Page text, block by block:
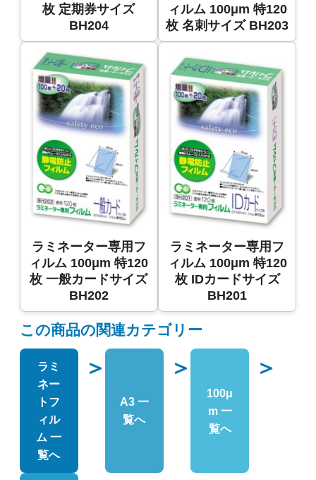
枚 定期券サイズ
BH204
ィルム 100μm 特120
枚 名刺サイズ BH203
ラミネーター専用フ
ィルム 100μm 特120
枚 一般カードサイズ
BH202
ラミネーター専用フ
ィルム 100μm 特120
枚 IDカードサイズ
BH201
この商品の関連カテゴリー
ラミ
ネー
トフ
ィル
ム 一
覧へ
＞
A3 一
覧へ
＞
100μ
m 一
覧へ
＞